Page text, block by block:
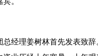
总经理姜树林首先发表致辞